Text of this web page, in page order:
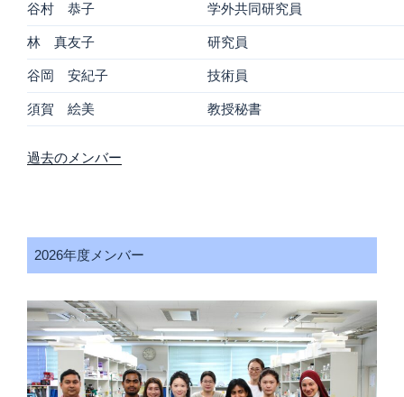
谷村 恭子 学外共同研究員
林 真友子 研究員
谷岡 安紀子 技術員
須賀 絵美 教授秘書
過去のメンバー
2026年度メンバー